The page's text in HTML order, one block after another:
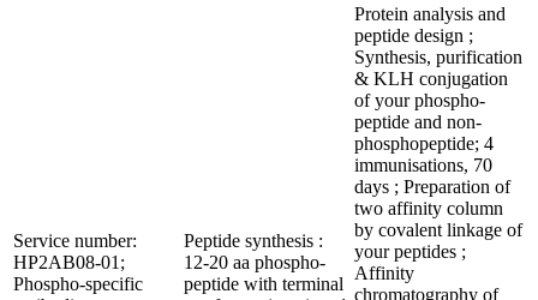
Service number:
HP2AB08-01;
Phospho-specific
Peptide synthesis :
12-20 aa phospho-
peptide with terminal
Protein analysis and
peptide design ;
Synthesis, purification
& KLH conjugation
of your phospho-
peptide and non-
phosphopeptide; 4
immunisations, 70
days ; Preparation of
two affinity column
by covalent linkage of
your peptides ;
Affinity
chromatography of